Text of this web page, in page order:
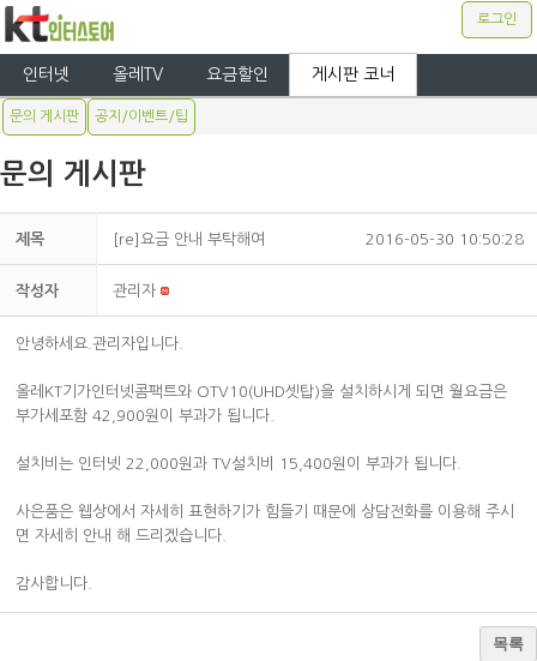
로그인
인터넷 올레TV 요금할인 게시판 코너
문의 게시판 공지/이벤트/팁
문의 게시판
제목 [re]요금 안내 부탁해여 2016-05-30 10:50:28
작성자 관리자
안녕하세요.관리자입니다.
올레KT기가인터넷콤팩트와 OTV10(UHD셋탑)을 설치하시게 되면 월요금은
부가세포함 42,900원이 부과가 됩니다.
설치비는 인터넷 22,000원과 TV설치비 15,400원이 부과가 됩니다.
사은품은 웹상에서 자세히 표현하기가 힘들기 때문에 상담전화를 이용해 주시
면 자세히 안내 해 드리겠습니다.
감사합니다.
목록